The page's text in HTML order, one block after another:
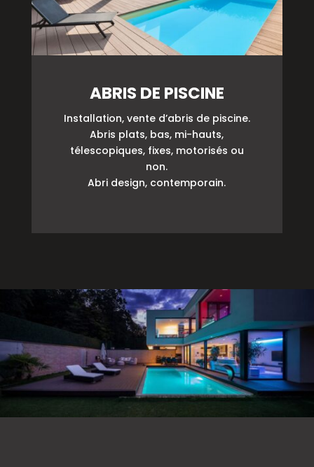
ABRIS DE PISCINE
Installation, vente d’abris de piscine.
Abris plats, bas, mi-hauts,
télescopiques, fixes, motorisés ou
non.
Abri design, contemporain.